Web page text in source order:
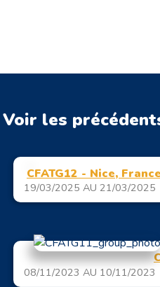
Voir les
CFATG12 - Nice, France
19/03/2025 AU 21/03/2025
08/11/2023 AU 10/11/2023